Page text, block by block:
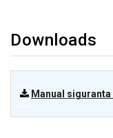
Downloads
Manual siguranta